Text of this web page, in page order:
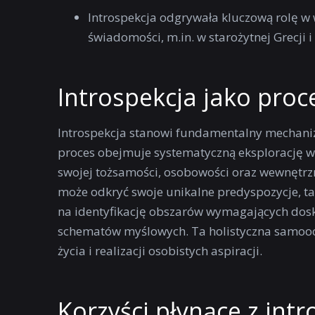
Introspekcja odgrywała kluczową rolę
świadomości, m.in. w starożytnej Grecji
Introspekcja jako
Introspekcja stanowi fundamentalny
proces obejmuje systematyczną eksplorację
swojej tożsamości, osobowości oraz
może odkryć swoje unikalne predyspozycje,
na identyfikację obszarów wymagających
schematów myślowych. Ta holistyczna
życia i realizacji osobistych aspiracji.